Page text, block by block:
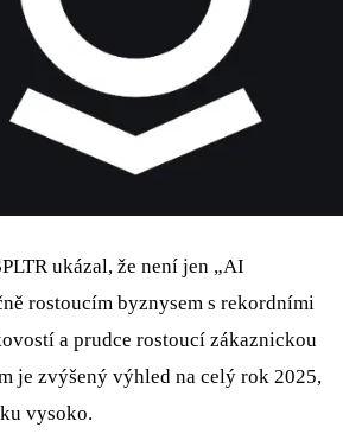
ukázal, že není jen „AI
rostoucím byznysem s rekordními
a prudce rostoucí zákaznickou
je zvýšený výhled na celý rok 2025,
vysoko.